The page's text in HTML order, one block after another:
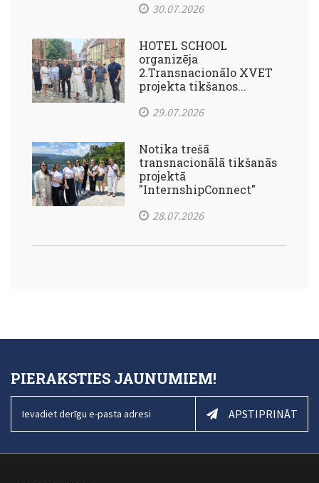
30.07.2026
HOTEL SCHOOL
organizēja
2.Transnacionālo XVET
projekta tikšanos...
29.07.2026
Notika trešā
transnacionālā tikšanās
projektā
"InternshipConnect"
28.07.2026
PIERAKSTIES JAUNUMIEM!
APSTIPRINĀT